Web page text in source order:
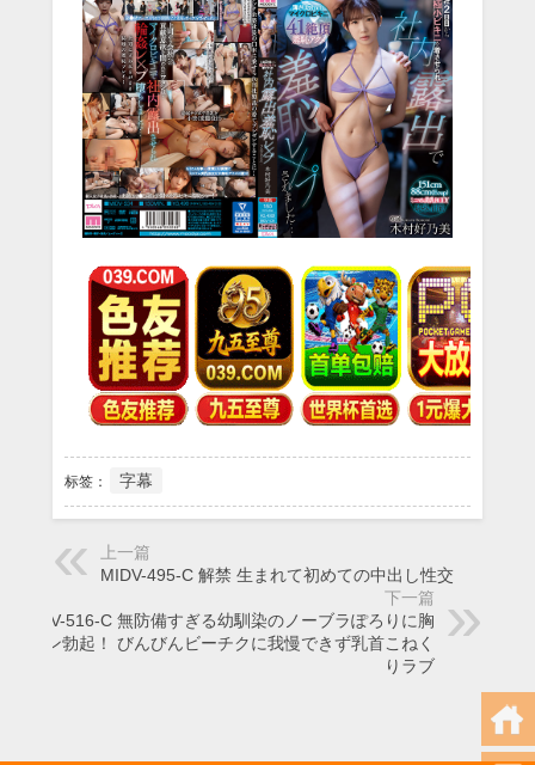
标签： 字幕
上一篇
MIDV-495-C 解禁 生まれて初めての中出し性交
下一篇
MIDV-516-C 無防備すぎる幼馴染のノーブラぽろりに胸
キュン勃起！ びんびんビーチクに我慢できず乳首こねく
りラブ